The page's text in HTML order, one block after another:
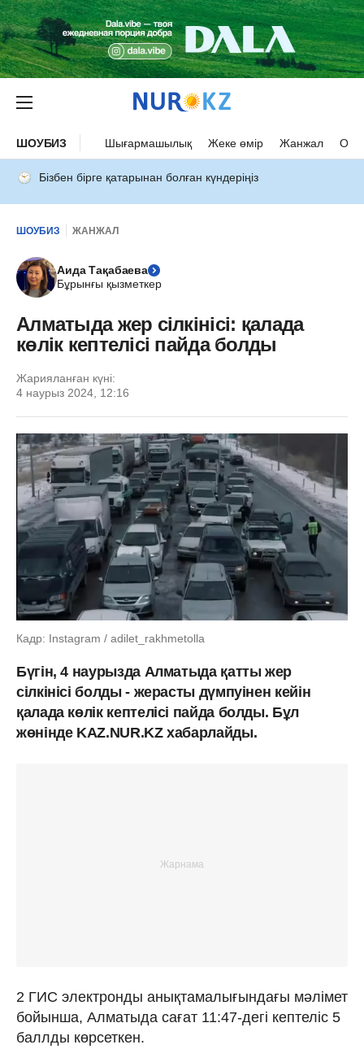
ШОУБИЗ Шығармашылық Жеке өмір Жанжал
Бізбен бірге қатарынан болған күндеріңіз
ШОУБИЗ ЖАНЖАЛ
Аида Тақабаева
Бұрынғы қызметкер
Алматыда жер сілкінісі: қалада
көлік кептелісі пайда болды
Жарияланған күні:
4 наурыз 2024, 12:16
Кадр: Instagram / adilet_rakhmetolla
Бүгін, 4 наурызда Алматыда қатты жер
сілкінісі болды - жерасты дүмпуінен кейін
қалада көлік кептелісі пайда болды. Бұл
жөнінде KAZ.NUR.KZ хабарлайды.
2 ГИС электронды анықтамалығындағы мәлімет
бойынша, Алматыда сағат 11:47-дегі кептеліс 5
баллды көрсеткен.